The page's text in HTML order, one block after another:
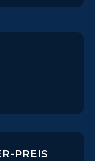
PREIS